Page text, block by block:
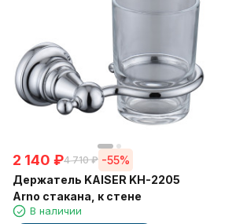
2 140 ₽4 710 ₽ -55%
Держатель KAISER KH-2205
Arno стакана, к стене
В наличии